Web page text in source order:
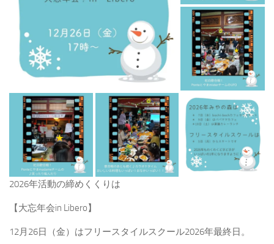
2026年活動の締めくくりは
【大忘年会in Libero】
12月26日（金）はフリースタイルスクール2026年最終日。